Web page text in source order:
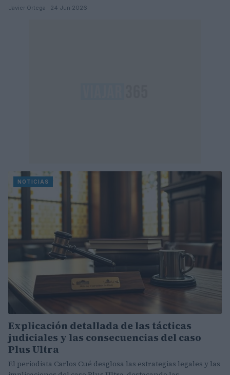
Javier Ortega · 24 Jun 2026
NOTICIAS
Explicación detallada de las tácticas
judiciales y las consecuencias del caso
Plus Ultra
El periodista Carlos Cué desglosa las estrategias legales y las